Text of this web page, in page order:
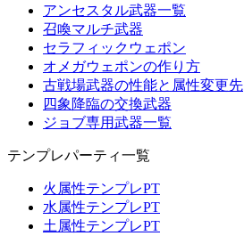
アンセスタル武器一覧
召喚マルチ武器
セラフィックウェポン
オメガウェポンの作り方
古戦場武器の性能と属性変更先
四象降臨の交換武器
ジョブ専用武器一覧
テンプレパーティ一覧
火属性テンプレPT
水属性テンプレPT
土属性テンプレPT